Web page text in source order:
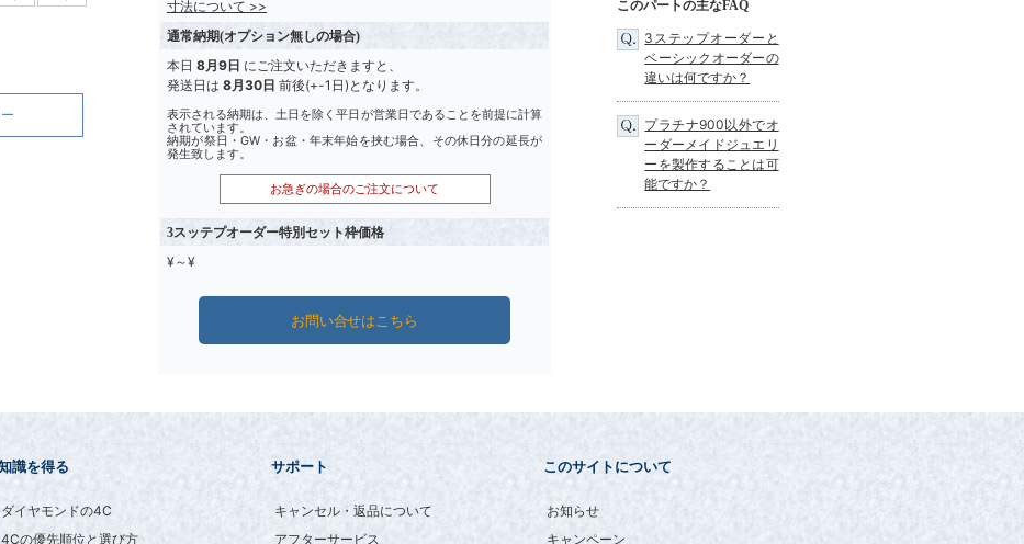
寸法について >>
通常納期(オプション無しの場合)
本日 8月9日 にご注文いただきますと、
発送日は 8月30日 前後(+-1日)となります。
表示される納期は、土日を除く平日が営業日であることを前提に計算
されています。
納期が祭日・GW・お盆・年末年始を挟む場合、その休日分の延長が
発生致します。
お急ぎの場合のご注文について
3スッテプオーダー特別セット枠価格
¥～¥
お問い合せはこちら
で貰えました。
品質、価格、対応、全てに満足
しています。
このパートの主なFAQ
3ステップオーダーと
ベーシックオーダーの
違いは何ですか？
プラチナ900以外でオ
ーダーメイドジュエリ
ーを製作することは可
能ですか？
識を得る
ダイヤモンドの4C
4Cの優先順位と選び方
サポート
キャンセル・返品について
アフターサービス
このサイトについて
お知らせ
キャンペーン